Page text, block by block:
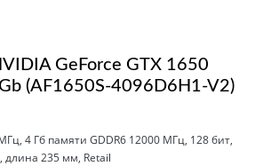
GeForce GTX 1650
(AF1650S-4096D6H1-V2)
4 Гб памяти GDDR6 12000 МГц, 128 бит,
длина 235 мм, Retail